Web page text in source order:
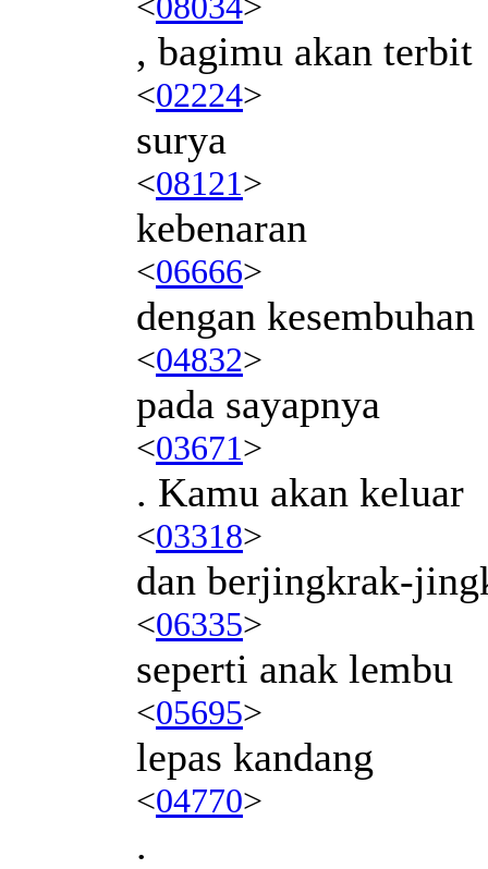
, bagimu akan terbit
<02224>
surya
<08121>
kebenaran
<06666>
dengan kesembuhan
<04832>
pada sayapnya
<03671>
. Kamu akan keluar
<03318>
dan berjingkrak-
<06335>
seperti anak lembu
<05695>
lepas kandang
<04770>
.